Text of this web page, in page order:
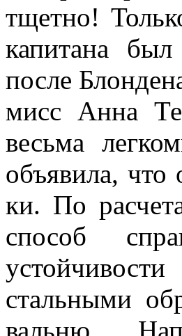
тщет­но!
капитана
после
мисс Анна
весьма
объявила, что
ки. По
способ
стальными